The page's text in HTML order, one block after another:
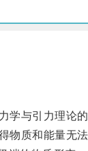
与引力理论的
质和能量无法